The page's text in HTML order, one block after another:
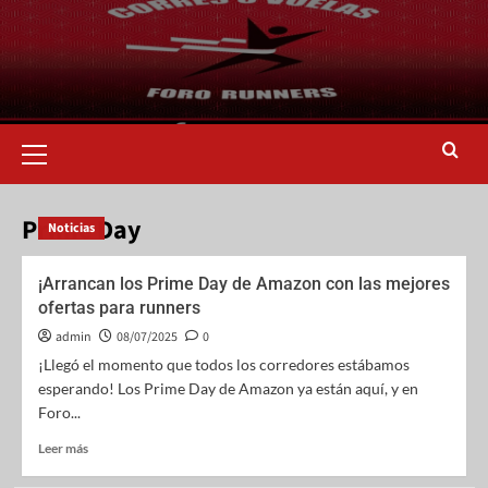
Prime Day
Noticias
¡Arrancan los Prime Day de Amazon con las mejores
ofertas para runners
admin 08/07/2025
0
¡Llegó el momento que todos los corredores estábamos
esperando! Los Prime Day de Amazon ya están aquí, y en
Foro...
Leer más